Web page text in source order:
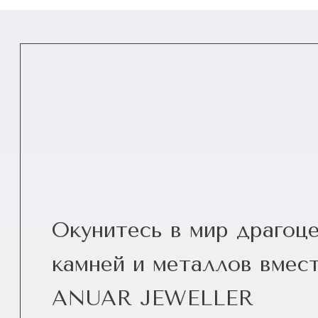
Окунитесь в мир
камней и металлов
ANUAR JEWELLER